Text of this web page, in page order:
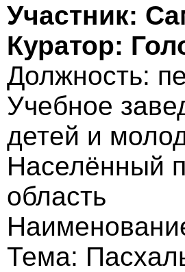
Участник:
Куратор:
Должность:
Учебное
детей и
Населённый
область
Тема: